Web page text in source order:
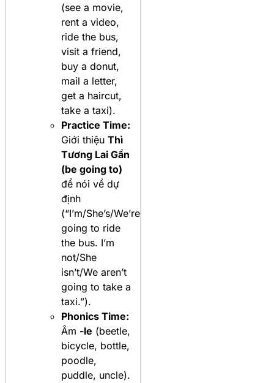
(see a movie,
rent a video,
ride the bus,
visit a friend,
buy a donut,
mail a letter,
get a haircut,
take a taxi).
Practice Time:
Giới thiệu Thì
Tương Lai Gần
(be going to)
để nói về dự
định
(“I’m/She’s/We’re
going to ride
the bus. I’m
not/She
isn’t/We aren’t
going to take a
taxi.”).
Phonics Time:
Âm -le (beetle,
bicycle, bottle,
poodle,
puddle, uncle).